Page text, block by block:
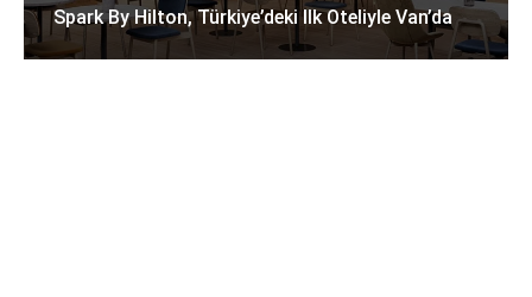
Spark By Hilton, Türkiye’deki Ilk Oteliyle Van’da